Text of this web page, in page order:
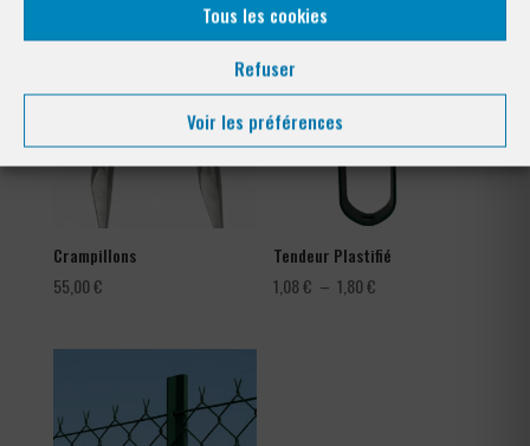
Tous les cookies
Refuser
Voir les préférences
Crampillons
55,00€
Tendeur Plastifié
1,08€ – 1,80€